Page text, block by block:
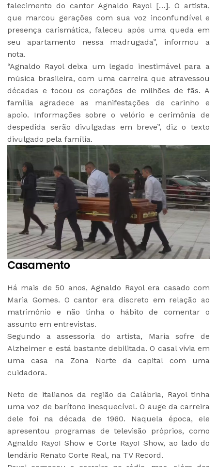
falecimento do cantor Agnaldo Rayol […]. O artista,
que marcou gerações com sua voz inconfundível e
presença carismática, faleceu após uma queda em
seu apartamento nessa madrugada”, informou a
nota.
“Agnaldo Rayol deixa um legado inestimável para a
música brasileira, com uma carreira que atravessou
décadas e tocou os corações de milhões de fãs. A
família agradece as manifestações de carinho e
apoio. Informações sobre o velório e cerimônia de
despedida serão divulgadas em breve”, diz o texto
divulgado pela família.
Casamento
Há mais de 50 anos, Agnaldo Rayol era casado com
Maria Gomes. O cantor era discreto em relação ao
matrimônio e não tinha o hábito de comentar o
assunto em entrevistas.
Segundo a assessoria do artista, Maria sofre de
Alzheimer e está bastante debilitada. O casal vivia em
uma casa na Zona Norte da capital com uma
cuidadora.
Neto de italianos da região da Calábria, Rayol tinha
uma voz de barítono inesquecível. O auge da carreira
dele foi na década de 1960. Naquela época, ele
apresentou programas de televisão próprios, como
Agnaldo RayoI Show e Corte RayoI Show, ao lado do
lendário Renato Corte Real, na TV Record.